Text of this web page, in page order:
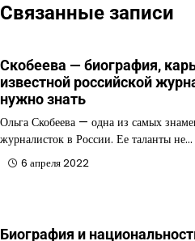
Связанные записи
Скобеева — биография,
известной российской
нужно знать
Ольга Скобеева — одна из самых
журналисток в России. Ее таланты не…
6 апреля 2022
Биография и